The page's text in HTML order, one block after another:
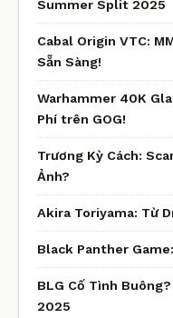
Summer Split 2025
Cabal Origin VTC:
Sẵn Sàng!
Warhammer 40K
Phí trên GOG!
Trương Kỳ Cách:
Ảnh?
Akira Toriyama: Từ
Black Panther
BLG Cố Tình
2025